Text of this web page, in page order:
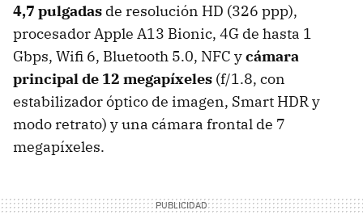
4,7 pulgadas de resolución HD (326 ppp),
procesador Apple A13 Bionic, 4G de hasta 1
Gbps, Wifi 6, Bluetooth 5.0, NFC ycámara
principal de 12 megapíxeles (f/1.8, con
estabilizador óptico de imagen, Smart HDR y
modo retrato) y una cámara frontal de 7
megapíxeles.